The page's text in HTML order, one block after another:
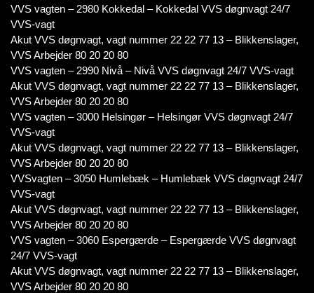
VVS vagten – 2980 Kokkedal – Kokkedal VVS døgnvagt 24/7
VVS-vagt
Akut VVS døgnvagt, vagt nummer 22 22 77 13 – Blikkenslager,
VVS Arbejder 80 20 20 80
VVS vagten – 2990 Nivå – Nivå VVS døgnvagt 24/7 VVS-vagt
Akut VVS døgnvagt, vagt nummer 22 22 77 13 – Blikkenslager,
VVS Arbejder 80 20 20 80
VVS vagten – 3000 Helsingør – Helsingør VVS døgnvagt 24/7
VVS-vagt
Akut VVS døgnvagt, vagt nummer 22 22 77 13 – Blikkenslager,
VVS Arbejder 80 20 20 80
VVSvagten – 3050 Humlebæk – Humlebæk VVS døgnvagt 24/7
VVS-vagt
Akut VVS døgnvagt, vagt nummer 22 22 77 13 – Blikkenslager,
VVS Arbejder 80 20 20 80
VVS vagten – 3060 Espergærde – Espergærde VVS døgnvagt
24/7 VVS-vagt
Akut VVS døgnvagt, vagt nummer 22 22 77 13 – Blikkenslager,
VVS Arbejder 80 20 20 80